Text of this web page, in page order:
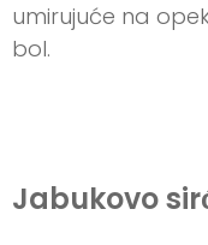
umirujuće na
bol.
Jabukovo